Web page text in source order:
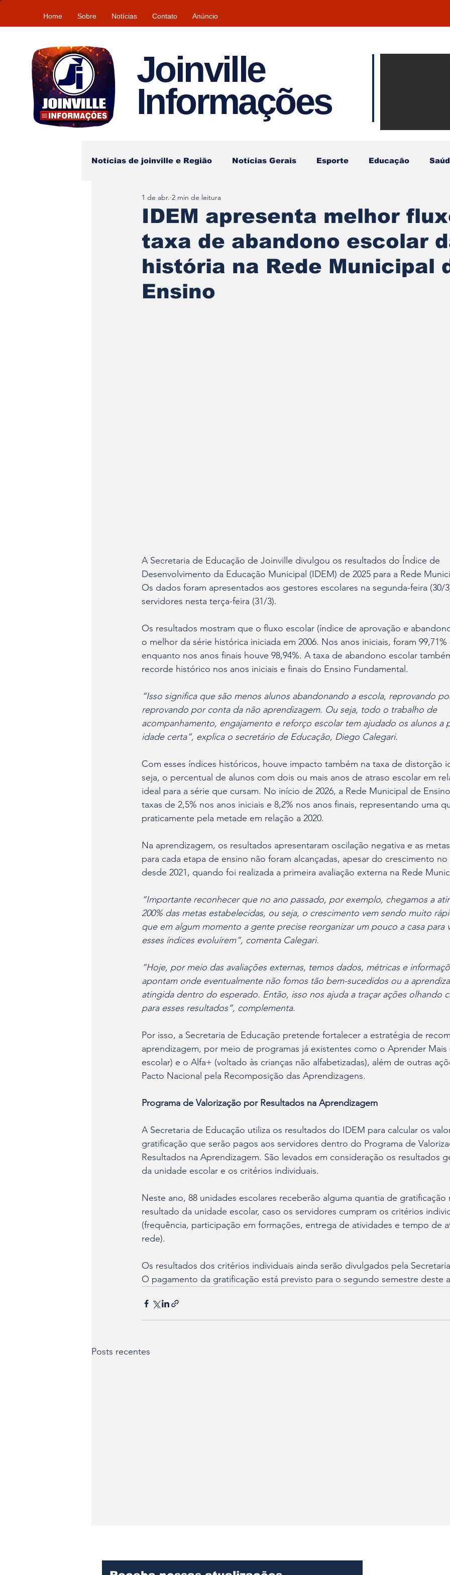
Home Sobre Notícias Contato Anúncio
Joinville
Informações
Notícias de joinville e Região Notícias Gerais Esporte Educação
Tempo\clima
IDEM apresenta melhor
taxa de abandono escolar
história na Rede Municipal
Ensino
1 de abr. 2 min de leitura
A Secretaria de Educação de Joinville divulgou os resultados do Índice de
Desenvolvimento da Educação Municipal (IDEM) de 2025 para a Rede
Os dados foram apresentados aos gestores escolares na segunda-feira (30/
servidores nesta terça-feira (31/3).
Os resultados mostram que o fluxo escolar (índice de aprovação e
o melhor da série histórica iniciada em 2006. Nos anos iniciais, foram
enquanto nos anos finais houve 98,94%. A taxa de abandono escolar
recorde histórico nos anos iniciais e finais do Ensino Fundamental.
“Isso significa que são menos alunos abandonando a escola, reprovando
reprovando por conta da não aprendizagem. Ou seja, todo o trabalho de
acompanhamento, engajamento e reforço escolar tem ajudado os alunos a
idade certa”, explica o secretário de Educação, Diego Calegari.
Com esses índices históricos, houve impacto também na taxa de distorção
seja, o percentual de alunos com dois ou mais anos de atraso escolar em
ideal para a série que cursam. No início de 2026, a Rede Municipal de
taxas de 2,5% nos anos iniciais e 8,2% nos anos finais, representando uma
praticamente pela metade em relação a 2020.
Na aprendizagem, os resultados apresentaram oscilação negativa e as
para cada etapa de ensino não foram alcançadas, apesar do crescimento
desde 2021, quando foi realizada a primeira avaliação externa na Rede
“Importante reconhecer que no ano passado, por exemplo, chegamos a
200% das metas estabelecidas, ou seja, o crescimento vem sendo muito
que em algum momento a gente precise reorganizar um pouco a casa para
esses índices evoluírem”, comenta Calegari.
“Hoje, por meio das avaliações externas, temos dados, métricas e
apontam onde eventualmente não fomos tão bem-sucedidos ou a
atingida dentro do esperado. Então, isso nos ajuda a traçar ações olhando
para esses resultados”, complementa.
Por isso, a Secretaria de Educação pretende fortalecer a estratégia de
aprendizagem, por meio de programas já existentes como o Aprender Mais
escolar) e o Alfa+ (voltado às crianças não alfabetizadas), além de outras
Pacto Nacional pela Recomposição das Aprendizagens.
Programa de Valorização por Resultados na Aprendizagem
A Secretaria de Educação utiliza os resultados do IDEM para calcular os
gratificação que serão pagos aos servidores dentro do Programa de
Resultados na Aprendizagem. São levados em consideração os resultados
da unidade escolar e os critérios individuais.
Neste ano, 88 unidades escolares receberão alguma quantia de gratificação
resultado da unidade escolar, caso os servidores cumpram os critérios
(frequência, participação em formações, entrega de atividades e tempo de
rede).
Os resultados dos critérios individuais ainda serão divulgados pela
O pagamento da gratificação está previsto para o segundo semestre deste
Posts recentes